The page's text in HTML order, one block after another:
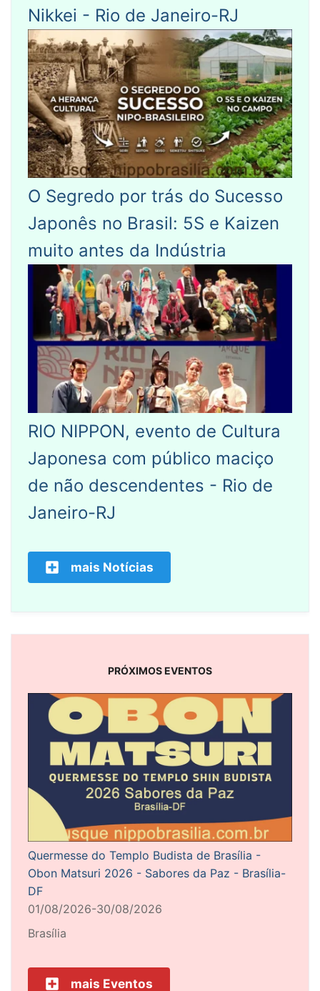
Nikkei - Rio de Janeiro-RJ
O Segredo por trás do Sucesso
Japonês no Brasil: 5S e Kaizen
muito antes da Indústria
RIO NIPPON, evento de Cultura
Japonesa com público maciço
de não descendentes - Rio de
Janeiro-RJ
mais Notícias
PRÓXIMOS EVENTOS
Quermesse do Templo Budista de Brasília -
Obon Matsuri 2026 - Sabores da Paz - Brasília-
DF
01/08/2026-30/08/2026
Brasília
mais Eventos